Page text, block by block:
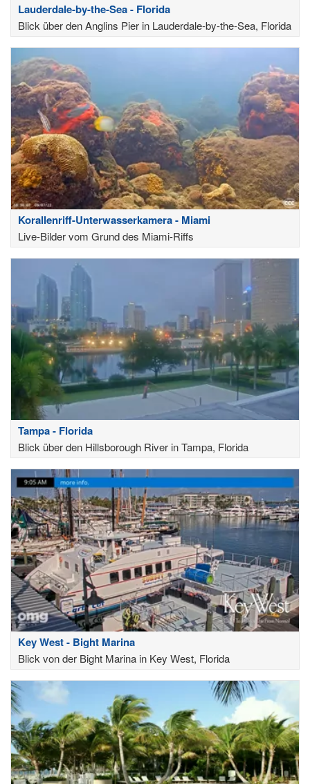
Lauderdale-by-the-Sea - Florida
Blick über den Anglins Pier in Lauderdale-by-the-Sea, Florida
Korallenriff-Unterwasserkamera - Miami
Live-Bilder vom Grund des Miami-Riffs
Tampa - Florida
Blick über den Hillsborough River in Tampa, Florida
Key West - Bight Marina
Blick von der Bight Marina in Key West, Florida